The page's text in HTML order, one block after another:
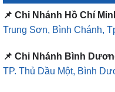
📌 Chi Nhánh Hồ Chí
Trung Sơn, Bình Chánh,
📌 Chi Nhánh Bình
TP. Thủ Dầu Một, Bình